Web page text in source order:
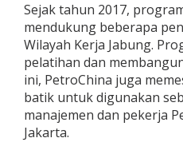
Sejak tahun 2017,
mendukung beberapa
Wilayah Kerja Jabung.
pelatihan dan
ini, PetroChina juga
batik untuk digunakan
manajemen dan pekerja
Jakarta.